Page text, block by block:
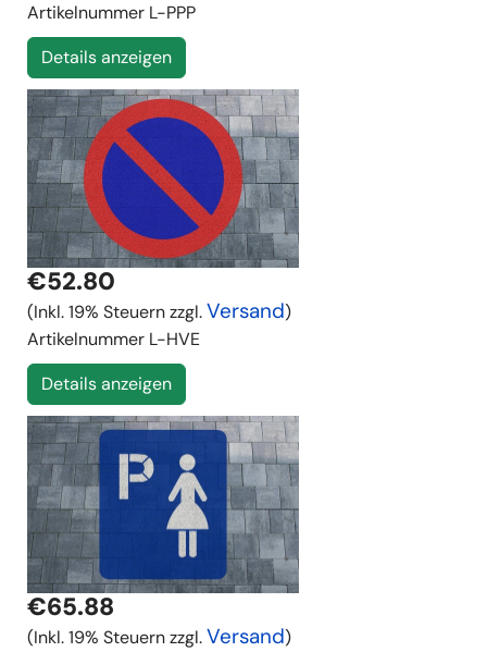
Artikelnummer L-PPP
Details anzeigen
€52.80
(Inkl. 19% Steuern zzgl.Versand)
Artikelnummer L-HVE
Details anzeigen
€65.88
(Inkl. 19% Steuern zzgl.Versand)